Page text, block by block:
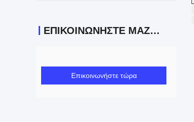
ΕΠΙΚΟΙΝΩΝΉΣΤΕ ΜΑΖΊ ΜΑΣ
Επικοινωνήστε τώρα